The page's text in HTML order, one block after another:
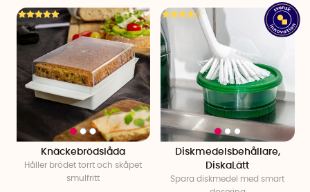
Knäckebrödslåda
Håller brödet torrt och skåpet
smulfritt
Diskmedelsbehållare,
DiskaLätt
Spara diskmedel med smart